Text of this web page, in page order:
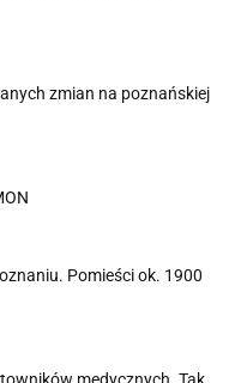
zmian na poznańskiej
Pomieści ok. 1900